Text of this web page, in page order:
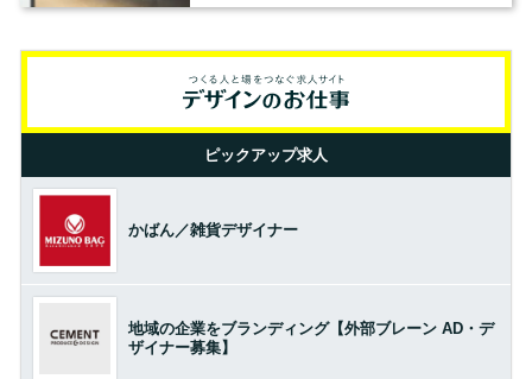
ピックアップ求人
かばん／雑貨デザイナー
地域の企業をブランディング【外部ブレーン AD・デ
ザイナー募集】